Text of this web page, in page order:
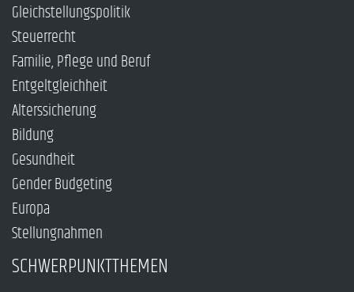
Gleichstellungspolitik
Steuerrecht
Familie, Pflege und Beruf
Entgeltgleichheit
Alterssicherung
Bildung
Gesundheit
Gender Budgeting
Europa
Stellungnahmen
SCHWERPUNKTTHEMEN